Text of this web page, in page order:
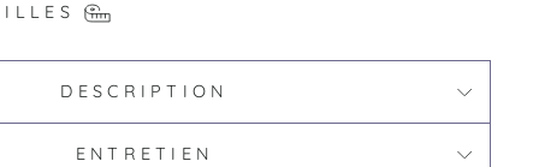
DESCRIPTION
ENTRETIEN